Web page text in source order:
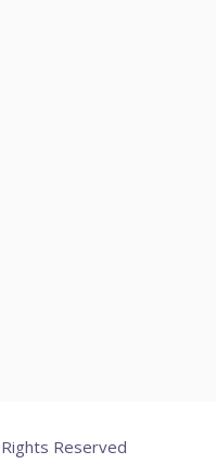
Rights Reserved